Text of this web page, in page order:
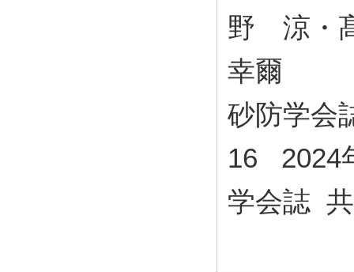
野 涼・
幸爾
砂防学会
16 2024
学会誌